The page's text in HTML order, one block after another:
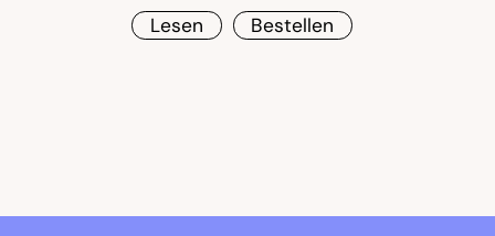
Lesen Bestellen